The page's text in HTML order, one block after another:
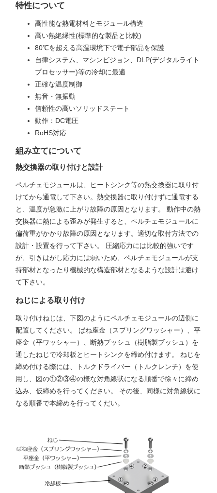
特性について
高性能な熱電材料とモジュール構造
高い熱絶縁性(標準的な製品と比較)
80℃を超える高温環境下で電子部品を保護
自律システム、マシンビジョン、DLP(デジタルライト
プロセッサー)等の冷却に最適
正確な温度制御
無音・無振動
信頼性の高いソリッドステート
動作：DC電圧
RoHS対応
組み立てについて
熱交換器の取り付けと設計
ペルチェモジュールは、ヒートシンク等の熱交換器に取り付
けてから通電して下さい。熱交換器に取り付けずに通電する
と、温度が急激に上がり故障の原因となります。 動作中の熱
交換器に熱による歪みが発生すると、ペルチェモジュールに
偏荷重がかかり故障の原因となります。適切な取付方法での
設計・設置を行って下さい。 圧縮応力には比較的強いです
が、引きはがし応力には弱いため、ペルチェモジュールが支
持部材となったり機械的な構造部材となるような設計は避け
て下さい。
ねじによる取り付け
取り付けねじは、下図のようにペルチェモジュールの辺側に
配置してください。 ばね座金（スプリングワッシャー）、平
座金（平ワッシャー）、断熱ブッシュ（樹脂製ブッシュ）を
通したねじで冷却板とヒートシンクを締め付けます。 ねじを
締め付ける際には、トルクドライバー（トルクレンチ）を使
用し、図の①②③④の様な対角線状になる順番で徐々に締め
込み、仮締めを行ってください。 その後、同様に対角線状に
なる順番で本締めを行ってくだい。